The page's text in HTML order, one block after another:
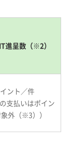
進呈数（※2）
ント／件
支払いはポイン
外（※3））